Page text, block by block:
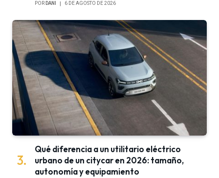
POR DANI 6 DE AGOSTO DE 2026
Qué diferencia a un utilitario eléctrico
urbano de un citycar en 2026: tamaño,
autonomía y equipamiento